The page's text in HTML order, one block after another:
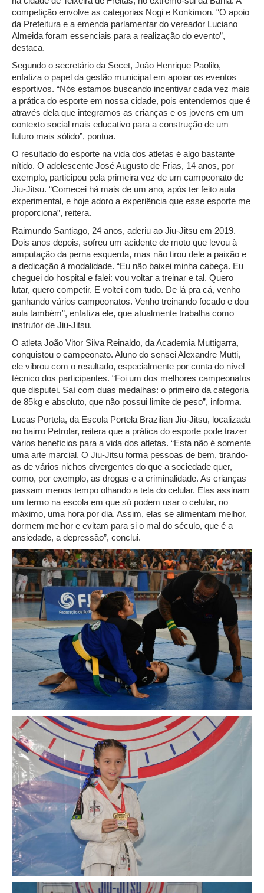
competição envolve as categorias Nogi e Konkimon. “O apoio
da Prefeitura e a emenda parlamentar do vereador Luciano
Almeida foram essenciais para a realização do evento”,
destaca.
Segundo o secretário da Secet, João Henrique Paolilo,
enfatiza o papel da gestão municipal em apoiar os eventos
esportivos. “Nós estamos buscando incentivar cada vez mais
a prática do esporte em nossa cidade, pois entendemos que é
através dela que integramos as crianças e os jovens em um
contexto social mais educativo para a construção de um
futuro mais sólido”, pontua.
O resultado do esporte na vida dos atletas é algo bastante
nítido. O adolescente José Augusto de Frias, 14 anos, por
exemplo, participou pela primeira vez de um campeonato de
Jiu-Jitsu. “Comecei há mais de um ano, após ter feito aula
experimental, e hoje adoro a experiência que esse esporte me
proporciona”, reitera.
Raimundo Santiago, 24 anos, aderiu ao Jiu-Jitsu em 2019.
Dois anos depois, sofreu um acidente de moto que levou à
amputação da perna esquerda, mas não tirou dele a paixão e
a dedicação à modalidade. “Eu não baixei minha cabeça. Eu
cheguei do hospital e falei: vou voltar a treinar e tal. Quero
lutar, quero competir. E voltei com tudo. De lá pra cá, venho
ganhando vários campeonatos. Venho treinando focado e dou
aula também”, enfatiza ele, que atualmente trabalha como
instrutor de Jiu-Jitsu.
O atleta João Vitor Silva Reinaldo, da Academia Muttigarra,
conquistou o campeonato. Aluno do sensei Alexandre Mutti,
ele vibrou com o resultado, especialmente por conta do nível
técnico dos participantes. “Foi um dos melhores campeonatos
que disputei. Saí com duas medalhas: o primeiro da categoria
de 85kg e absoluto, que não possui limite de peso”, informa.
Lucas Portela, da Escola Portela Brazilian Jiu-Jitsu, localizada
no bairro Petrolar, reitera que a prática do esporte pode trazer
vários benefícios para a vida dos atletas. “Esta não é somente
uma arte marcial. O Jiu-Jitsu forma pessoas de bem, tirando-
as de vários nichos divergentes do que a sociedade quer,
como, por exemplo, as drogas e a criminalidade. As crianças
passam menos tempo olhando a tela do celular. Elas assinam
um termo na escola em que só podem usar o celular, no
máximo, uma hora por dia. Assim, elas se alimentam melhor,
dormem melhor e evitam para si o mal do século, que é a
ansiedade, a depressão”, conclui.